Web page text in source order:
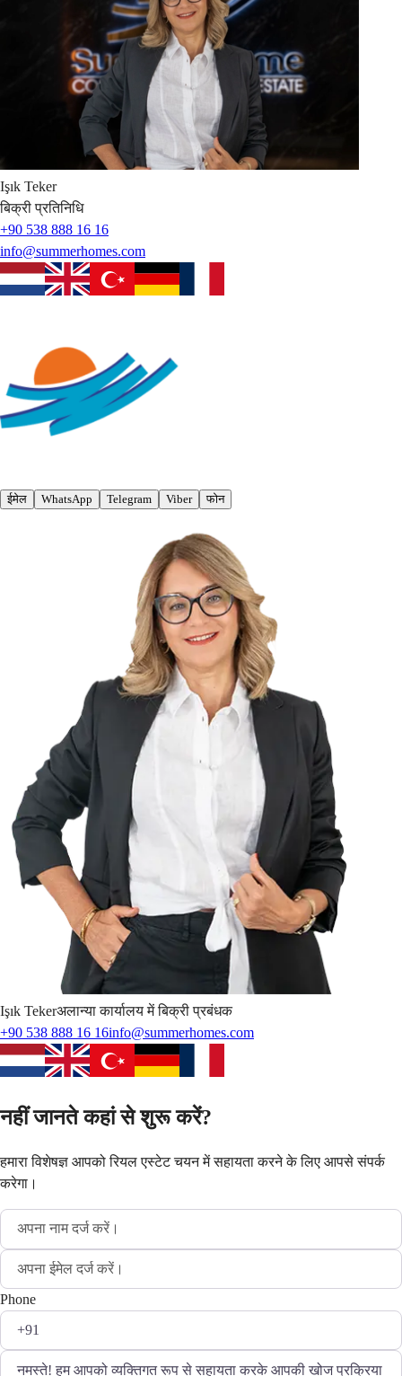
Işık Teker
बिक्री प्रतिनिधि
+90 538 888 16 16
info@summerhomes.com
ईमेल WhatsApp Telegram Viber फोन
Işık Tekerअलान्या कार्यालय में बिक्री प्रबंधक
+90 538 888 16 16info@summerhomes.com
नहीं जानते कहां से शुरू करें?
हमारा विशेषज्ञ आपको रियल एस्टेट चयन में सहायता करने के लिए आपसे संपर्क
करेगा।
Phone